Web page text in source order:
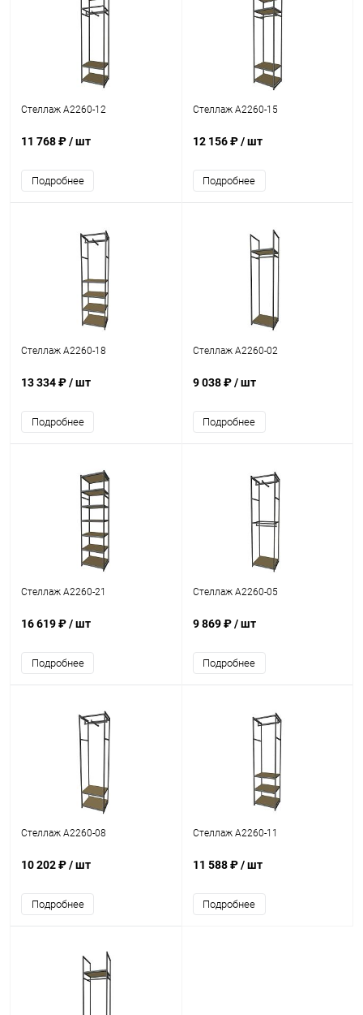
Стеллаж A2260-12
11 768 ₽/ шт
Подробнее
Стеллаж A2260-15
12 156 ₽/ шт
Подробнее
Стеллаж A2260-18
13 334 ₽/ шт
Подробнее
Стеллаж A2260-02
9 038 ₽/ шт
Подробнее
Стеллаж A2260-21
16 619 ₽/ шт
Подробнее
Стеллаж A2260-05
9 869 ₽/ шт
Подробнее
Стеллаж A2260-08
10 202 ₽/ шт
Подробнее
Стеллаж A2260-11
11 588 ₽/ шт
Подробнее